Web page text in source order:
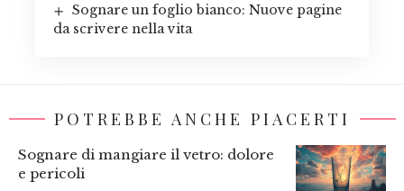
Sognare un foglio bianco: Nuove pagine
da scrivere nella vita
POTREBBE ANCHE PIACERTI
Sognare di mangiare il vetro: dolore
e pericoli